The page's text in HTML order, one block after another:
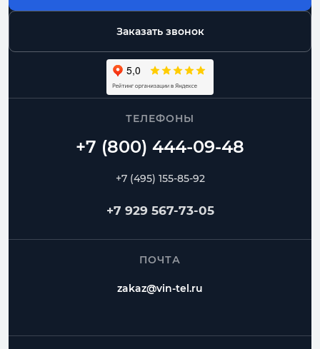
Заказать звонок
ТЕЛЕФОНЫ
+7 (495) 155-85-92
+7 929 567-73-05
ПОЧТА
zakaz@vin-tel.ru